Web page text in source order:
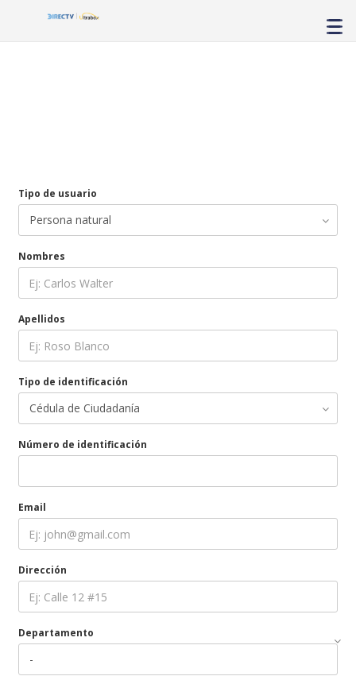
Tipo de usuario
Nombres
Apellidos
Tipo de identificación
Número de identificación
Email
Dirección
Departamento